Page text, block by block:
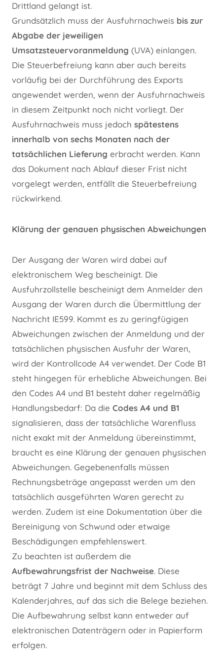
Drittland gelangt ist.
Grundsätzlich muss der Ausfuhrnachweis bis zur
Abgabe der jeweiligen
Umsatzsteuervoranmeldung (UVA) einlangen.
Die Steuerbefreiung kann aber auch bereits
vorläufig bei der Durchführung des Exports
angewendet werden, wenn der Ausfuhrnachweis
in diesem Zeitpunkt noch nicht vorliegt. Der
Ausfuhrnachweis muss jedoch spätestens
innerhalb von sechs Monaten nach der
tatsächlichen Lieferung erbracht werden. Kann
das Dokument nach Ablauf dieser Frist nicht
vorgelegt werden, entfällt die Steuerbefreiung
rückwirkend.
Klärung der genauen physischen Abweichungen
Der Ausgang der Waren wird dabei auf
elektronischem Weg bescheinigt. Die
Ausfuhrzollstelle bescheinigt dem Anmelder den
Ausgang der Waren durch die Übermittlung der
Nachricht IE599. Kommt es zu geringfügigen
Abweichungen zwischen der Anmeldung und der
tatsächlichen physischen Ausfuhr der Waren,
wird der Kontrollcode A4 verwendet. Der Code B1
steht hingegen für erhebliche Abweichungen. Bei
den Codes A4 und B1 besteht daher regelmäßig
Handlungsbedarf: Da die Codes A4 und B1
signalisieren, dass der tatsächliche Warenfluss
nicht exakt mit der Anmeldung übereinstimmt,
braucht es eine Klärung der genauen physischen
Abweichungen. Gegebenenfalls müssen
Rechnungsbeträge angepasst werden um den
tatsächlich ausgeführten Waren gerecht zu
werden. Zudem ist eine Dokumentation über die
Bereinigung von Schwund oder etwaige
Beschädigungen empfehlenswert.
Zu beachten ist außerdem die
Aufbewahrungsfrist der Nachweise. Diese
beträgt 7 Jahre und beginnt mit dem Schluss des
Kalenderjahres, auf das sich die Belege beziehen.
Die Aufbewahrung selbst kann entweder auf
elektronischen Datenträgern oder in Papierform
erfolgen.